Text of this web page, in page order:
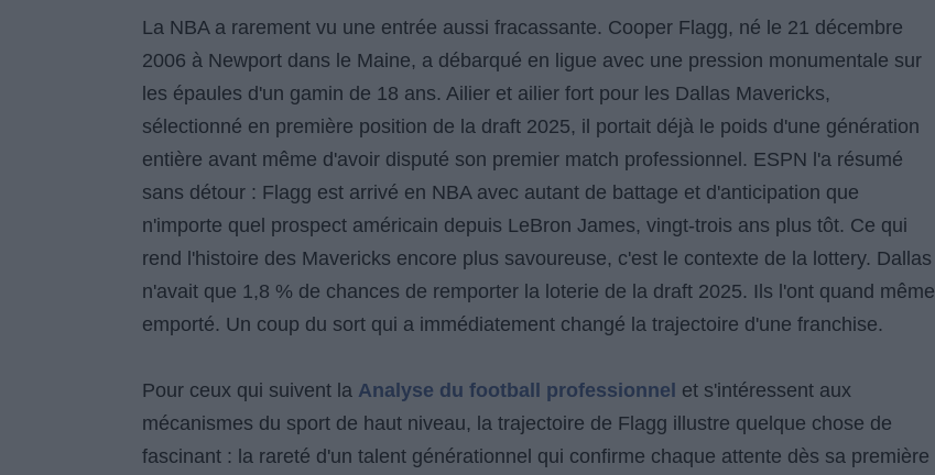
La NBA a rarement vu une entrée aussi fracassante. Cooper Flagg, né le 21 décembre
2006 à Newport dans le Maine, a débarqué en ligue avec une pression monumentale sur
les épaules d'un gamin de 18 ans. Ailier et ailier fort pour les Dallas Mavericks,
sélectionné en première position de la draft 2025, il portait déjà le poids d'une génération
entière avant même d'avoir disputé son premier match professionnel. ESPN l'a résumé
sans détour : Flagg est arrivé en NBA avec autant de battage et d'anticipation que
n'importe quel prospect américain depuis LeBron James, vingt-trois ans plus tôt. Ce qui
rend l'histoire des Mavericks encore plus savoureuse, c'est le contexte de la lottery. Dallas
n'avait que 1,8 % de chances de remporter la loterie de la draft 2025. Ils l'ont quand même
emporté. Un coup du sort qui a immédiatement changé la trajectoire d'une franchise.
Pour ceux qui suivent la Analyse du football professionnel et s'intéressent aux
mécanismes du sport de haut niveau, la trajectoire de Flagg illustre quelque chose de
fascinant : la rareté d'un talent générationnel qui confirme chaque attente dès sa première